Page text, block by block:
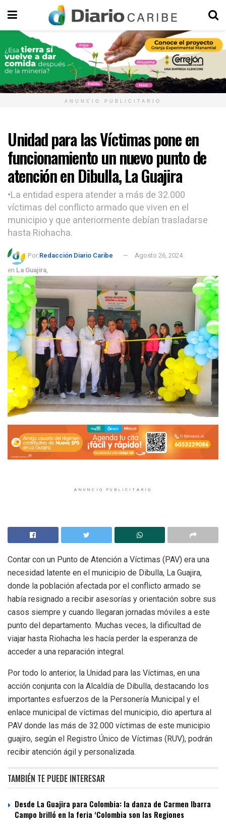
ANUNCIO PUBLICITARIO
Unidad para las Víctimas pone en
funcionamiento un nuevo punto de
atención en Dibulla, La Guajira
•La entidad espera atender a más de 32.000
víctimas del conflicto armado que viven en el
municipio y que anteriormente debían trasladarse
hasta Riohacha.
Por:Redacción Diario Caribe
Agosto 26, 2024
en La Guajira,
ANUNCIO PUBLICITARIO
Contar con un Punto de Atención a Víctimas (PAV) era una
necesidad latente en el municipio de Dibulla, La Guajira,
donde la población afectada por el conflicto armado se
había resignado a recibir asesorías y orientación sobre sus
casos siempre y cuando llegaran jornadas móviles a este
punto del departamento. Muchas veces, la dificultad de
viajar hasta Riohacha les hacía perder la esperanza de
acceder a una reparación integral.
Por todo lo anterior, la Unidad para las Víctimas, en una
acción conjunta con la Alcaldía de Dibulla, destacando los
importantes esfuerzos de la Personería Municipal y el
enlace municipal de víctimas del municipio, dio apertura al
PAV donde las más de 32.000 víctimas de este municipio
guajiro, según el Registro Único de Víctimas (RUV), podrán
recibir atención ágil y personalizada.
TAMBIÉN TE PUEDE INTERESAR
Desde La Guajira para Colombia: la danza de Carmen Ibarra
Campo brilló en la feria ‘Colombia son las Regiones